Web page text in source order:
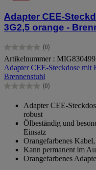
Adapter CEE-
3G2,5 orange -
(0)
0.0
von
5
Sternen.
Artikelnummer :
Adapter CEE-Steckdose
Brennenstuhl
(0)
0.0
Sternen.
Adapter CEE-
robust
Ölbeständig und
Einsatz
Orangefarbenes
Kann permanent im
Orangefarbenes